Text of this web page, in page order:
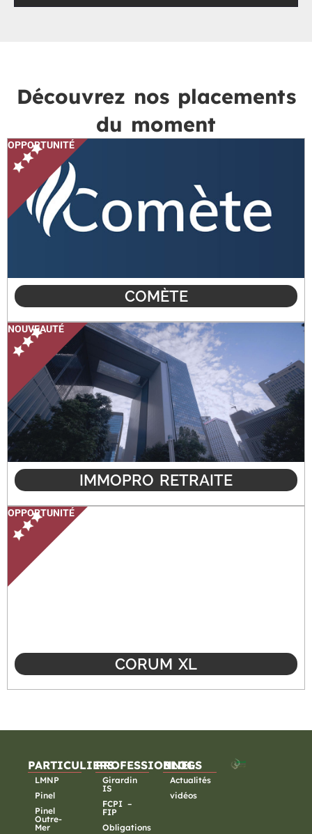
Découvrez nos placements
du moment
OPPORTUNITÉ
COMÈTE
NOUVEAUTÉ
IMMOPRO RETRAITE
OPPORTUNITÉ
CORUM XL
PARTICULIERS
LMNP
Pinel
Pinel
Outre-
Mer
PROFESSIONNELS
Girardin
IS
FCPI –
FIP
Obligations
BLOG
Actualités
vidéos